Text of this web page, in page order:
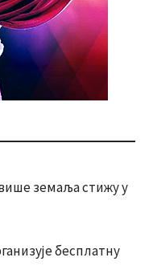
земаља стижу у
бесплатну